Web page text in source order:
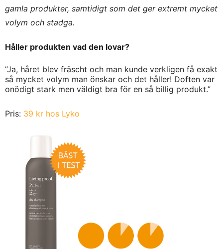
gamla produkter, samtidigt som det ger extremt mycket
volym och stadga.
Håller produkten vad den lovar?
”Ja, håret blev fräscht och man kunde verkligen få exakt
så mycket volym man önskar och det håller! Doften var
onödigt stark men väldigt bra för en så billig produkt.”
Pris: 39 kr hos Lyko